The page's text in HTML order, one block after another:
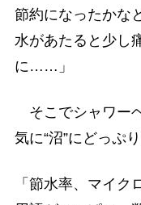
節約になったかな
水があたると少し
に……」
そこでシャワー
気に“沼”にどっぷ
「節水率、マイ